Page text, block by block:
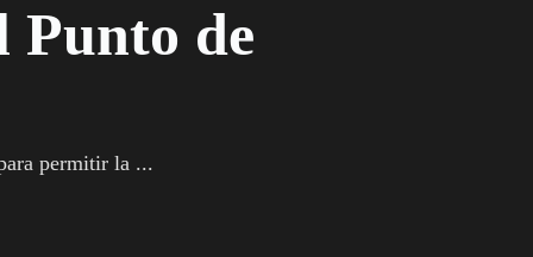
Punto de
permitir la ...